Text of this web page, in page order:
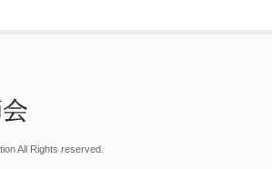
All Rights reserved.